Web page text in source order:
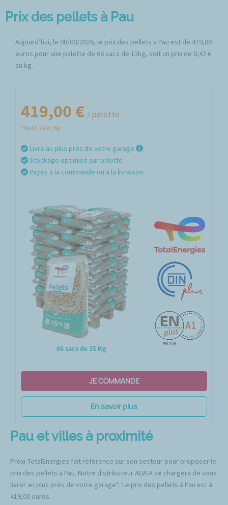
Prix des pellets à Pau
Aujourd’hui, le 08/08/2026, le prix des pellets à Pau est de 419,00
euros pour une palette de 66 sacs de 15kg, soit un prix de 0,42 €
au kg.
66 sacs de 15 Kg
419,00 € / palette
*Soit 0,42 € / Kg
Livré au plus près de votre garage
Stockage optimisé sur palette
Payez à la commande ou à la livraison
JE COMMANDE
En savoir plus
Pau et villes à proximité
Proxi-TotalEnergies fait référence sur son secteur pour proposer le
prix des pellets à Pau. Notre distributeur ALVEA se chargera de vous
livrer au plus près de votre garage*. Le prix des pellets à Pau est à
419,00 euros.